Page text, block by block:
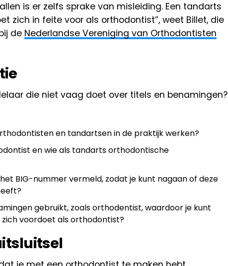
is er zelfs sprake van misleiding. Een tandarts
zich in feite voor als orthodontist”, weet Billet, die
de Nederlandse Vereniging van Orthodontisten
die niet vaag doet over titels en benamingen?
en tandartsen in de praktijk werken?
en wie als tandarts orthodontische
BIG-nummer vermeld, zodat je kunt nagaan of deze
gebruikt, zoals orthodentist, waardoor je kunt
voordoet als orthodontist?